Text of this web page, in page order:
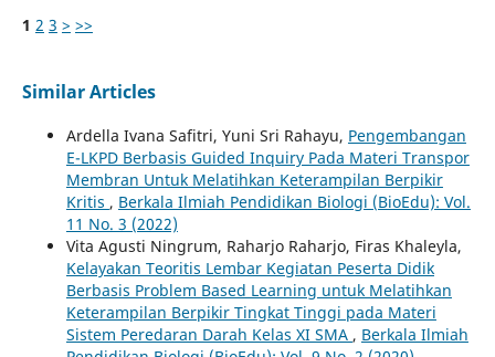
1 2 3 > >>
Similar Articles
Ardella Ivana Safitri, Yuni Sri Rahayu, Pengembangan
E-LKPD Berbasis Guided Inquiry Pada Materi Transpor
Membran Untuk Melatihkan Keterampilan Berpikir
Kritis , Berkala Ilmiah Pendidikan Biologi (BioEdu): Vol.
11 No. 3 (2022)
Vita Agusti Ningrum, Raharjo Raharjo, Firas Khaleyla,
Kelayakan Teoritis Lembar Kegiatan Peserta Didik
Berbasis Problem Based Learning untuk Melatihkan
Keterampilan Berpikir Tingkat Tinggi pada Materi
Sistem Peredaran Darah Kelas XI SMA , Berkala Ilmiah